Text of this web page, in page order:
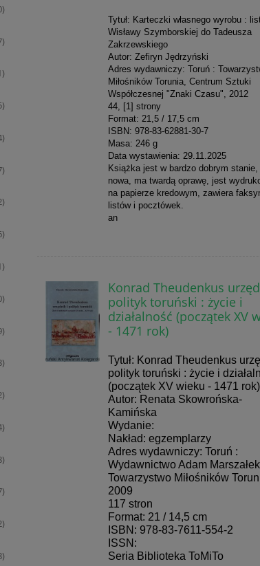
Tytuł: Karteczki własnego wyrobu :
Wisławy Szymborskiej do Tadeusza
Zakrzewskiego
Autor: Zefiryn Jędrzyński
Adres wydawniczy: Toruń :
Miłośników Torunia, Centrum Sztuki
Współczesnej "Znaki Czasu", 2012
44, [1] strony
Format: 21,5 / 17,5 cm
ISBN: 978-83-62881-30-7
Masa: 246 g
Data wystawienia: 29.11.2025
Książka jest w bardzo dobrym
nowa, ma twardą oprawę, jest
na papierze kredowym, zawiera
listów i pocztówek.
an
Konrad Theudenkus
polityk toruński : życie i
działalność (początek XV
- 1471 rok)
Tytuł: Konrad Theudenkus
polityk toruński : życie i
(początek XV wieku - 1471 rok)
Autor: Renata Skowrońska-
Kamińska
Wydanie:
Nakład: egzemplarzy
Adres wydawniczy: Toruń :
Wydawnictwo Adam
Towarzystwo Miłośników
2009
117 stron
Format: 21 / 14,5 cm
ISBN: 978-83-7611-554-2
ISSN:
Seria Biblioteka ToMiTo